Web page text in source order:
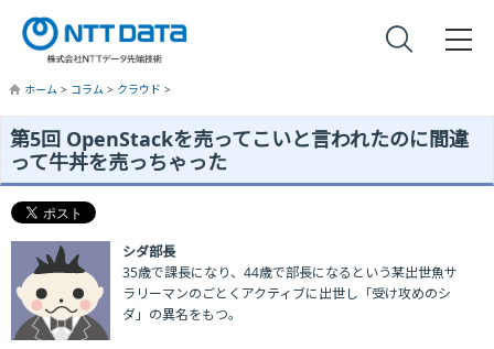
ホーム > コラム > クラウド >
第5回 OpenStackを売ってこいと言われたのに間違
って牛丼を売っちゃった
シダ部長
35歳で課長になり、44歳で部長になるという某出世魚サ
ラリーマンのごとくアクティブに出世し「受け攻めのシ
ダ」の異名をもつ。